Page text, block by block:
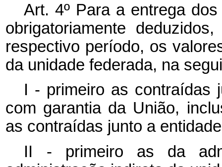
Art. 4º Para a entrega
obrigatoriamente
respectivo período, os
da unidade federada, na
I - primeiro as contraídas
com garantia da União,
as contraídas junto a
II - primeiro as da